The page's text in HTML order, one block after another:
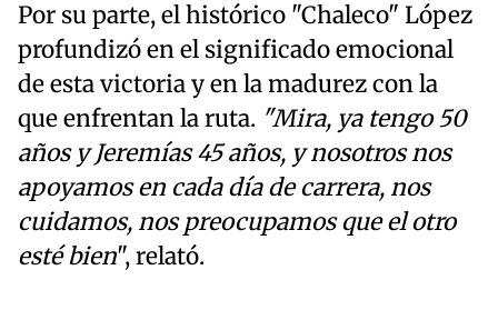
Por su parte, el histórico "Chaleco" López
profundizó en el significado emocional
de esta victoria y en la madurez con la
que enfrentan la ruta. "Mira, ya tengo 50
años y Jeremías 45 años, y nosotros nos
apoyamos en cada día de carrera, nos
cuidamos, nos preocupamos que el otro
esté bien", relató.